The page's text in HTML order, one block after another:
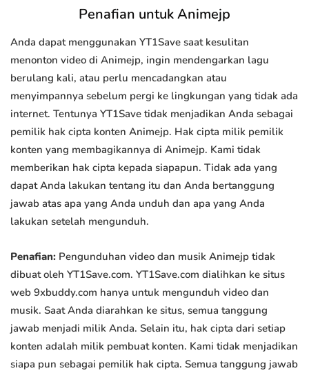
Penafian untuk Animejp
Anda dapat menggunakan YT1Save saat kesulitan
menonton video di Animejp, ingin mendengarkan lagu
berulang kali, atau perlu mencadangkan atau
menyimpannya sebelum pergi ke lingkungan yang tidak ada
internet. Tentunya YT1Save tidak menjadikan Anda sebagai
pemilik hak cipta konten Animejp. Hak cipta milik pemilik
konten yang membagikannya di Animejp. Kami tidak
memberikan hak cipta kepada siapapun. Tidak ada yang
dapat Anda lakukan tentang itu dan Anda bertanggung
jawab atas apa yang Anda unduh dan apa yang Anda
lakukan setelah mengunduh.
Penafian: Pengunduhan video dan musik Animejp tidak
dibuat oleh YT1Save.com. YT1Save.com dialihkan ke situs
web 9xbuddy.com hanya untuk mengunduh video dan
musik. Saat Anda diarahkan ke situs, semua tanggung
jawab menjadi milik Anda. Selain itu, hak cipta dari setiap
konten adalah milik pembuat konten. Kami tidak menjadikan
siapa pun sebagai pemilik hak cipta. Semua tanggung jawab